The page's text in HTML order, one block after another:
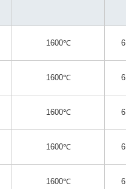
1600℃
1600℃
1600℃
1600℃
1600℃